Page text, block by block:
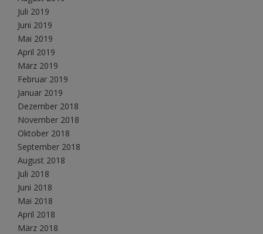
Juli 2019
Juni 2019
Mai 2019
April 2019
März 2019
Februar 2019
Januar 2019
Dezember 2018
November 2018
Oktober 2018
September 2018
August 2018
Juli 2018
Juni 2018
Mai 2018
April 2018
März 2018